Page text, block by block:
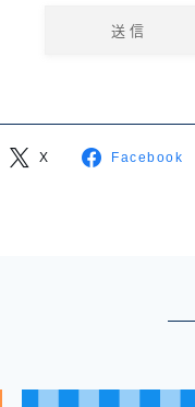
X Facebook